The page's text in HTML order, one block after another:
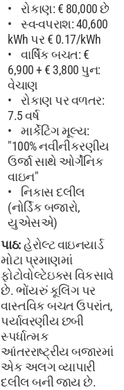
રોકાણ: € 80,000 છે
સ્વ-વપરાશ: 40,600
kWh પર € 0.17/kWh
વાર્ષિક બચત: €
6,900 + € 3,800 પુન:
વેચાણ
રોકાણ પર વળતર:
7.5 વર્ષ
માર્કેટિંગ મૂલ્ય:
"100% નવીનીકરણીય
ઉર્જા સાથે ઓર્ગેનિક
વાઇન"
નિકાસ દલીલ
(નોર્ડિક બજારો,
યુએસએ)
પાઠ:હેરોલ્ટ વાઇનયાર્ડ
મોટા પ્રમાણમાં
ફોટોવોલ્ટેઇક્સ વિકસાવે
છે. ભોંયરું કૂલિંગ પર
વાસ્તવિક બચત ઉપરાંત,
પર્યાવરણીય છબી
સ્પર્ધાત્મક
આંતરરાષ્ટ્રીય બજારમાં
એક અલગ વ્યાપારી
દલીલ બની જાય છે.